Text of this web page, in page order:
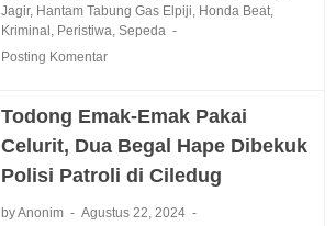
Jagir, Hantam Tabung Gas Elpiji Honda Beat,
Kriminal Peristiwa Sepeda
Posting Komentar
Todong Emak-Emak Pakai
Celurit, Dua Begal Hape Dibekuk
Polisi Patroli di Ciledug
by Anonim
Agustus 22, 2024